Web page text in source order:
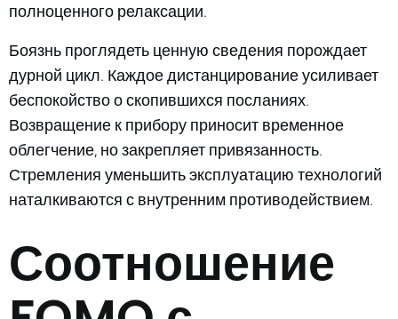
полноценного релаксации.
Боязнь проглядеть ценную сведения порождает
дурной цикл. Каждое дистанцирование усиливает
беспокойство о скопившихся посланиях.
Возвращение к прибору приносит временное
облегчение, но закрепляет привязанность.
Стремления уменьшить эксплуатацию технологий
наталкиваются с внутренним противодействием.
Соотношение